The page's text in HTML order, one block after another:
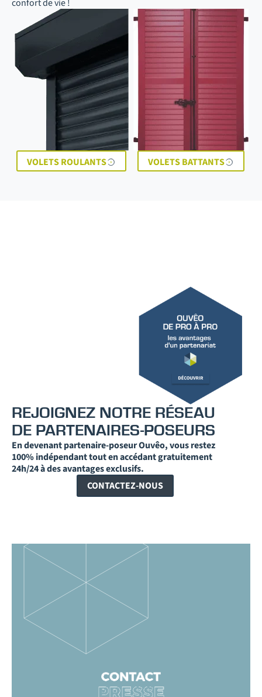
VOLETS ROULANTS VOLETS BATTANTS
confort de vie !
REJOIGNEZ NOTRE RÉSEAU
DE PARTENAIRES-POSEURS
En devenant partenaire-poseur Ouvêo, vous restez
100% indépendant tout en accédant gratuitement
24h/24 à des avantages exclusifs.
CONTACTEZ-NOUS